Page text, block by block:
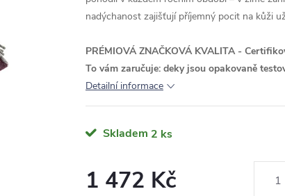
nadýchanost zajišťují příjemný pocit na kůži
PRÉMIOVÁ ZNAČKOVÁ KVALITA -
To vám zaručuje: deky jsou opakovaně
Detailní informace
Skladem 2 ks
1 472 Kč